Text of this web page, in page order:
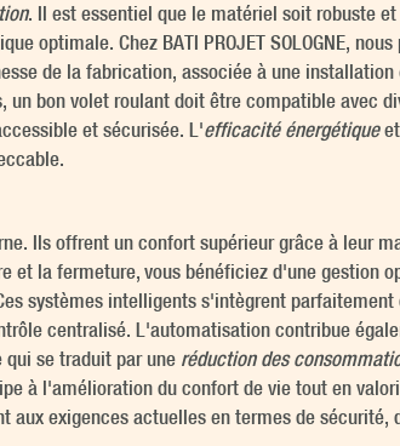
. Il est essentiel que le matériel soit robuste
optimale. Chez BATI PROJET SOLOGNE,
de la fabrication, associée à une installation
bon volet roulant doit être compatible avec
et sécurisée. L'efficacité énergétiqueet
Ils offrent un confort supérieur grâce à leur
la fermeture, vous bénéficiez d'une gestion
systèmes intelligents s'intègrent parfaitement
centralisé. L'automatisation contribue
se traduit par une réduction des
à l'amélioration du confort de vie tout en
aux exigences actuelles en termes de sécurité,